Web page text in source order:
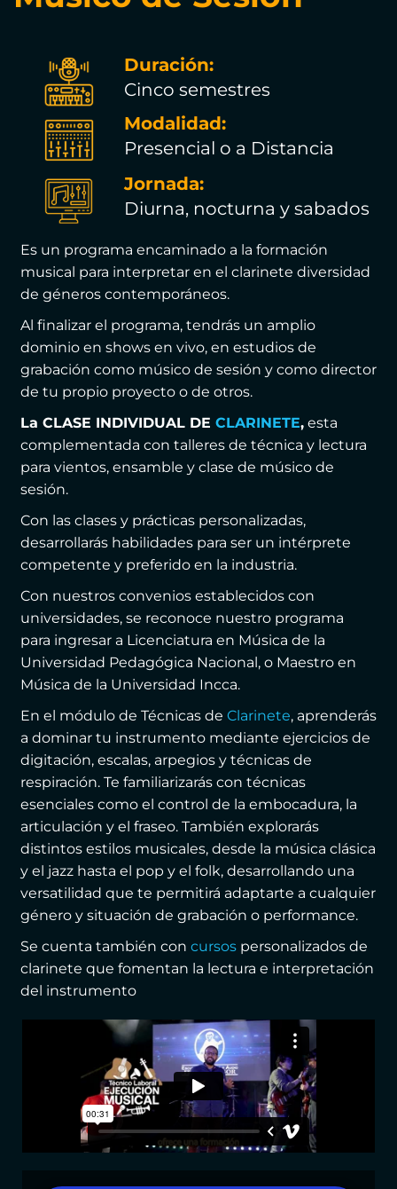
Duración:
Cinco semestres
Modalidad:
Presencial o a Distancia
Jornada:
Diurna, nocturna y sabados
Es un programa encaminado a la formación
musical para interpretar en el clarinete diversidad
de géneros contemporáneos.
Al finalizar el programa, tendrás un amplio
dominio en shows en vivo, en estudios de
grabación como músico de sesión y como director
de tu propio proyecto o de otros.
La CLASE INDIVIDUAL DE CLARINETE, esta
complementada con talleres de técnica y lectura
para vientos, ensamble y clase de músico de
sesión.
Con las clases y prácticas personalizadas,
desarrollarás habilidades para ser un intérprete
competente y preferido en la industria.
Con nuestros convenios establecidos con
universidades, se reconoce nuestro programa
para ingresar a Licenciatura en Música de la
Universidad Pedagógica Nacional, o Maestro en
Música de la Universidad Incca.
En el módulo de Técnicas de Clarinete, aprenderás
a dominar tu instrumento mediante ejercicios de
digitación, escalas, arpegios y técnicas de
respiración. Te familiarizarás con técnicas
esenciales como el control de la embocadura, la
articulación y el fraseo. También explorarás
distintos estilos musicales, desde la música clásica
y el jazz hasta el pop y el folk, desarrollando una
versatilidad que te permitirá adaptarte a cualquier
género y situación de grabación o performance.
Se cuenta también con cursos personalizados de
clarinete que fomentan la lectura e interpretación
del instrumento